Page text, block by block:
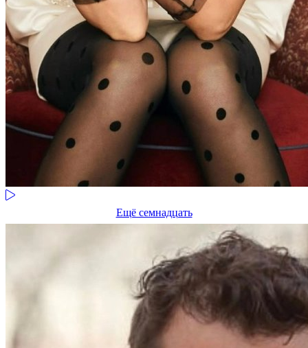
Ещё семнадцать